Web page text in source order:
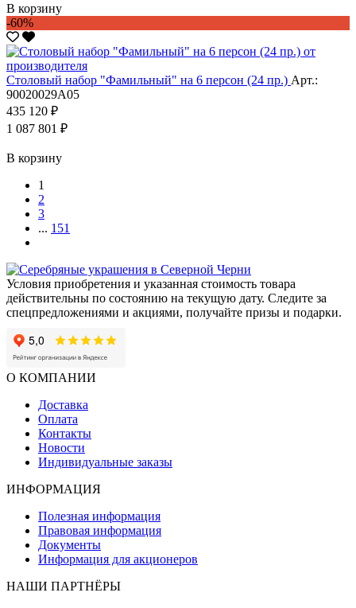
В корзину
-60%
Столовый набор "Фамильный" на 6 персон (24 пр.) Арт.:
90020029А05
435 120 ₽
1 087 801 ₽
В корзину
1
2
3
... 151
Условия приобретения и указанная стоимость товара
действительны по состоянию на текущую дату. Следите за
спецпредложениями и акциями, получайте призы и подарки.
О КОМПАНИИ
Доставка
Оплата
Контакты
Новости
Индивидуальные заказы
ИНФОРМАЦИЯ
Полезная информация
Правовая информация
Документы
Информация для акционеров
НАШИ ПАРТНЁРЫ